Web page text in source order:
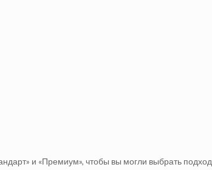
и «Премиум», чтобы вы могли выбрать